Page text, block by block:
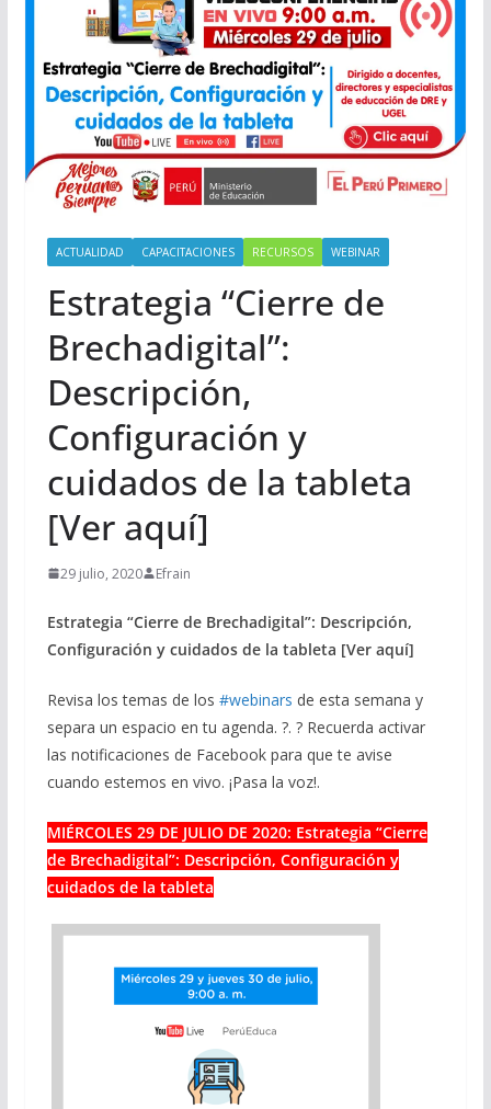
ACTUALIDAD CAPACITACIONES RECURSOS WEBINAR
Estrategia “Cierre de
Brechadigital”:
Descripción,
Configuración y
cuidados de la tableta
[Ver aquí]
29 julio, 2020 Efrain
Estrategia “Cierre de Brechadigital”: Descripción,
Configuración y cuidados de la tableta [Ver aquí]
Revisa los temas de los #webinars de esta semana y
separa un espacio en tu agenda. ?. ?Recuerda activar
las notificaciones de Facebook para que te avise
cuando estemos en vivo. ¡Pasa la voz!.
MIÉRCOLES 29 DE JULIO DE 2020: Estrategia “Cierre
de Brechadigital”: Descripción, Configuración y
cuidados de la tableta